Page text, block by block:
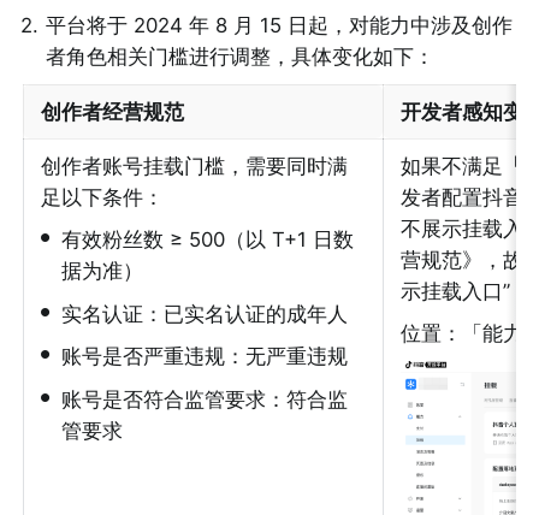
2. 平台将于 2024 年 8 月 15 日起，对能力中涉及创作
者角色相关门槛进行调整，具体变化如下：
创作者经营规范 开发者感知变
创作者账号挂载门槛，需要同时满
足以下条件：
• 有效粉丝数 ≥ 500（以 T+1 日数
据为准）
• 实名认证：已实名认证的成年人
• 账号是否严重违规：无严重违规
• 账号是否符合监管要求：符合监
管要求
如果不满足 「
发者配置抖音
不展示挂载入
营规范》，故
示挂载入口”；
位置：「能力